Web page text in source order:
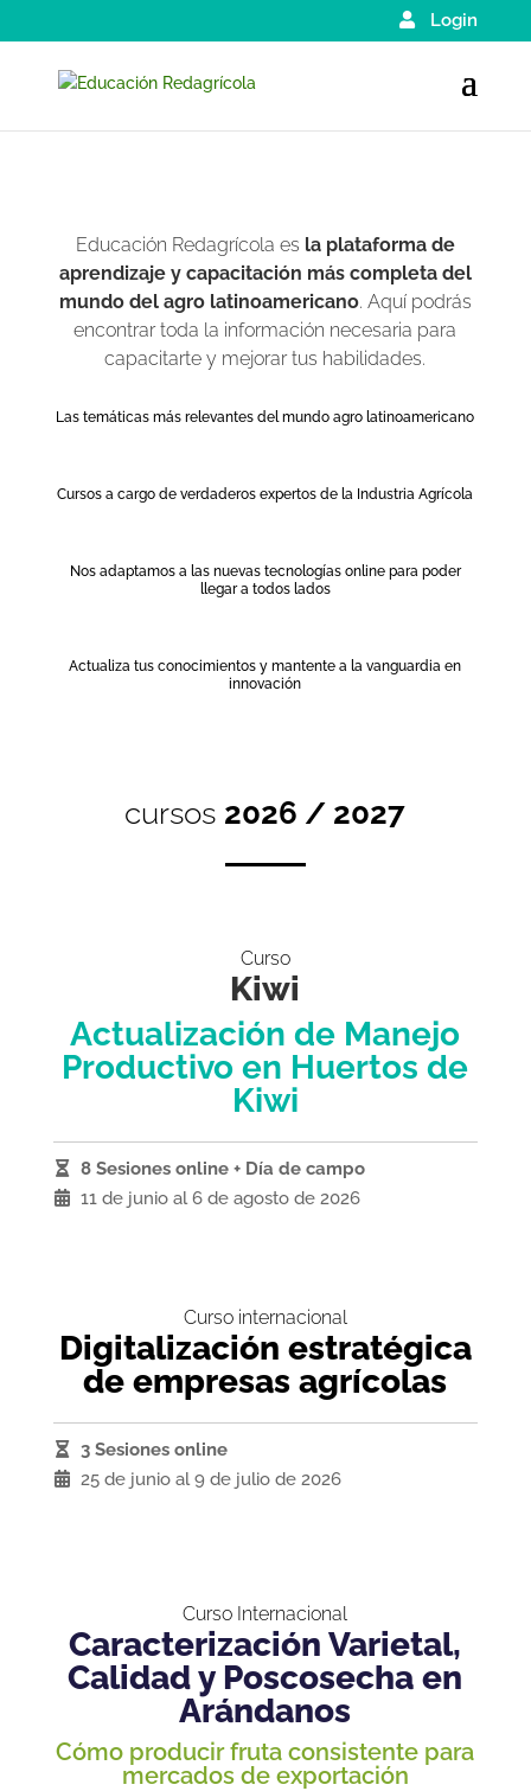
Login
Educación Redagrícola es la plataforma de
aprendizaje y capacitación más completa del
mundo del agro latinoamericano. Aquí podrás
encontrar toda la información necesaria para
capacitarte y mejorar tus habilidades.
Las temáticas más relevantes del mundo agro latinoamericano
Cursos a cargo de verdaderos expertos de la Industria Agrícola
Nos adaptamos a las nuevas tecnologías online para poder
llegar a todos lados
Actualiza tus conocimientos y mantente a la vanguardia en
innovación
cursos 2026 / 2027
Curso
Kiwi
Actualización de Manejo
Productivo en Huertos de
Kiwi
8 Sesiones online + Día de campo
11 de junio al 6 de agosto de 2026
Curso internacional
Digitalización estratégica
de empresas agrícolas
3 Sesiones online
25 de junio al 9 de julio de 2026
Curso Internacional
Caracterización Varietal,
Calidad y Poscosecha en
Arándanos
Cómo producir fruta consistente para
mercados de exportación